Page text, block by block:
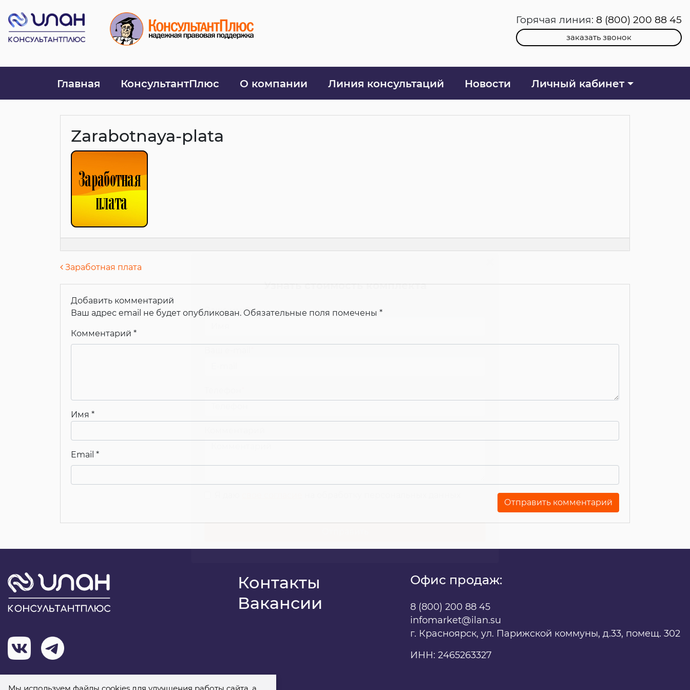
Горячая линия: 8 (800) 200 88 45
заказать звонок
Главная КонсультантПлюс О компании Линия консультаций Новости Личный кабинет
Zarabotnaya-plata
Навигация по записям
Заработная плата
Добавить комментарий
Ваш адрес email не будет опубликован. Обязательные поля помечены *
Комментарий *
Имя *
Email *
Контакты
Вакансии
Офис продаж:
8 (800) 200 88 45
infomarket@ilan.su
г. Красноярск, ул. Парижской коммуны, д.33, помещ. 302
ИНН: 2465263327
Узнать стоимость комплекта
Ваше имя*